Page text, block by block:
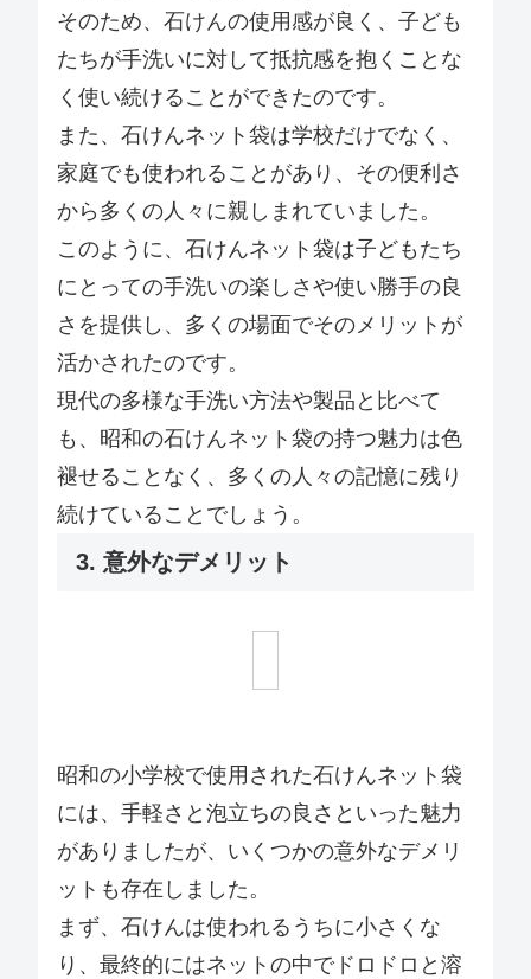
そのため、石けんの使用感が良く、子ども
たちが手洗いに対して抵抗感を抱くことな
く使い続けることができたのです。
また、石けんネット袋は学校だけでなく、
家庭でも使われることがあり、その便利さ
から多くの人々に親しまれていました。
このように、石けんネット袋は子どもたち
にとっての手洗いの楽しさや使い勝手の良
さを提供し、多くの場面でそのメリットが
活かされたのです。
現代の多様な手洗い方法や製品と比べて
も、昭和の石けんネット袋の持つ魅力は色
褪せることなく、多くの人々の記憶に残り
続けていることでしょう。
3. 意外なデメリット
昭和の小学校で使用された石けんネット袋
には、手軽さと泡立ちの良さといった魅力
がありましたが、いくつかの意外なデメリ
ットも存在しました。
まず、石けんは使われるうちに小さくな
り、最終的にはネットの中でドロドロと溶